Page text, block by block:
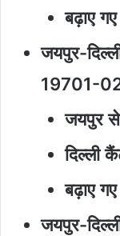
बढ़ाए गए
जयपुर-
19701-
जयपुर
दिल्ली
बढ़ाए गए
जयपुर-